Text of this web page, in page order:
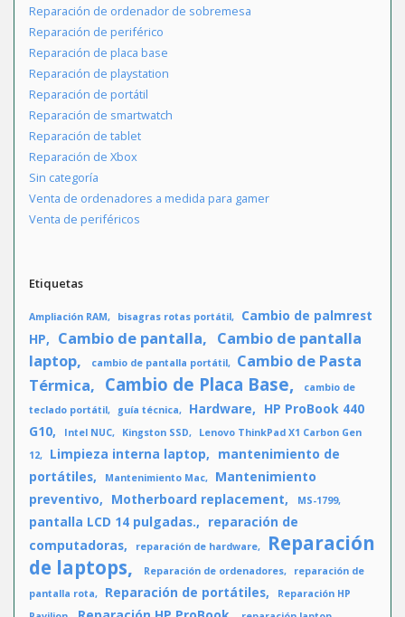
Reparación de ordenador de sobremesa
Reparación de periférico
Reparación de placa base
Reparación de playstation
Reparación de portátil
Reparación de smartwatch
Reparación de tablet
Reparación de Xbox
Sin categoría
Venta de ordenadores a medida para gamer
Venta de periféricos
Etiquetas
Ampliación RAM bisagras rotas portátil
Cambio de palmrest
HP
Cambio de pantalla
Cambio de pantalla
laptop
cambio de pantalla portátil
Cambio de Pasta
Térmica
Cambio de Placa Base
cambio de
teclado portátil
guía técnica Hardware
HP ProBook 440
G10
Intel NUC Kingston SSD
Lenovo ThinkPad X1 Carbon Gen
12
Limpieza interna laptop
mantenimiento de
portátiles
Mantenimiento Mac
Mantenimiento
preventivo
Motherboard replacement MS-1799
pantalla LCD 14 pulgadas.
reparación de
computadoras
reparación de hardware
Reparación
de laptops
Reparación de ordenadores
reparación de
pantalla rota
Reparación de portátiles
Reparación HP